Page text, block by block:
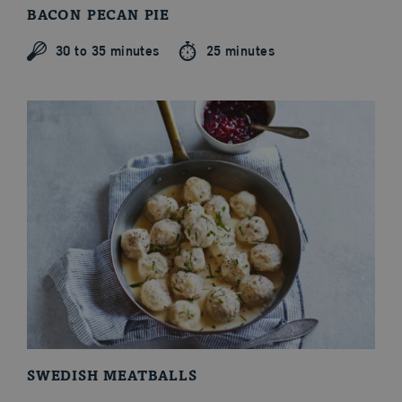
BACON PECAN PIE
30 to 35 minutes 25 minutes
SWEDISH MEATBALLS